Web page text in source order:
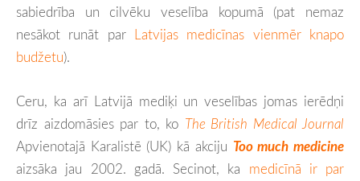
sabiedrība un cilvēku veselība kopumā (pat nemaz
nesākot runāt par Latvijas medicīnas vienmēr knapo
budžetu).
Ceru, ka arī Latvijā mediķi un veselības jomas ierēdņi
drīz aizdomāsies par to, ko The British Medical Journal
Apvienotajā Karalistē (UK) kā akciju Too much medicine
aizsāka jau 2002. gadā. Secinot, ka medicīnā ir par